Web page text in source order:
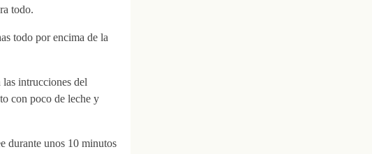
todo.
todo por encima de la
intrucciones del
con poco de leche y
durante unos 10 minutos